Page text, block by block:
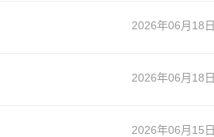
2026年06月18日
2026年06月18日
2026年06月15日